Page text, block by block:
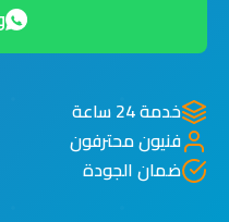
خدمة 24 ساعة
فنيون محترفون
ضمان الجودة